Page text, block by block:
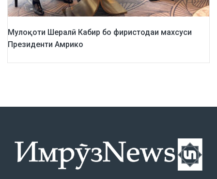
Мулоқоти Шералӣ Кабир бо фиристодаи махсуси
Президенти Амрико